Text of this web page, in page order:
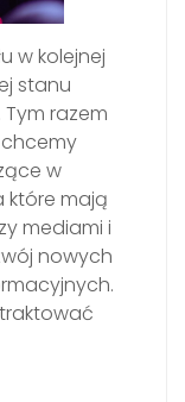
w kolejnej
stanu
razem
w
które mają
mediami i
nowych